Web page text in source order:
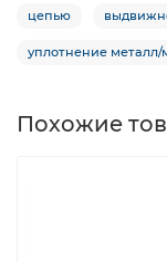
цепью
уплотнение металл/
Похожие